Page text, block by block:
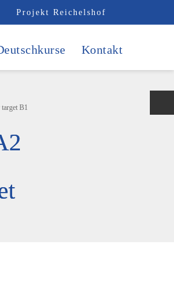
Projekt Reichelshof
Kontakt
B1